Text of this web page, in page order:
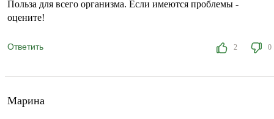
Польза для всего организма. Если имеются проблемы -
оцените!
Ответить 2 0
Марина